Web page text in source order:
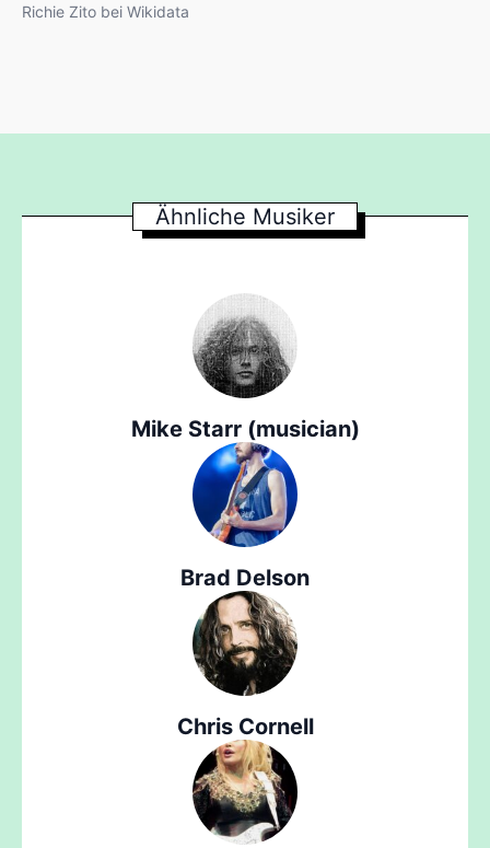
Richie Zito bei Wikidata
Ähnliche Musiker
Mike Starr (musician)
Brad Delson
Chris Cornell